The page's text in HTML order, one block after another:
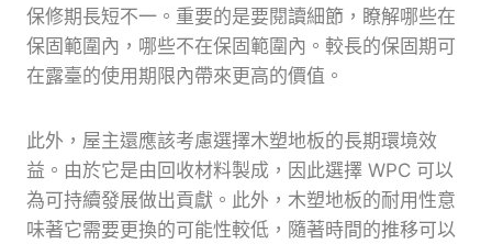
保修期長短不一。重要的是要閱讀細節，瞭解哪些在
保固範圍內，哪些不在保固範圍內。較長的保固期可
在露臺的使用期限內帶來更高的價值。
此外，屋主還應該考慮選擇木塑地板的長期環境效
益。由於它是由回收材料製成，因此選擇 WPC 可以
為可持續發展做出貢獻。此外，木塑地板的耐用性意
味著它需要更換的可能性較低，隨著時間的推移可以